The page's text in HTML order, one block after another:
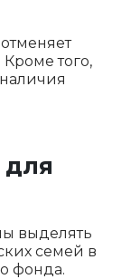
того,
выделять
семей в
фонда.